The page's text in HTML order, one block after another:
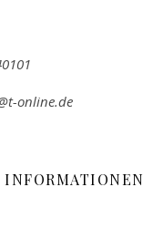
online.de
INFORMATIONEN